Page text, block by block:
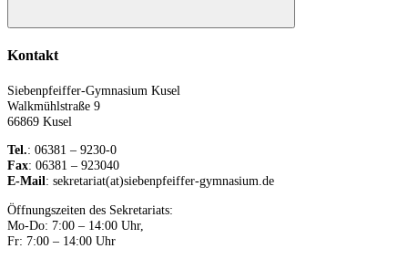
Suchen
Kontakt
Siebenpfeiffer-Gymnasium Kusel
Walkmühlstraße 9
66869 Kusel
Tel.: 06381 – 9230-0
Fax: 06381 – 923040
E-Mail: sekretariat(at)siebenpfeiffer-gymnasium.de
Öffnungszeiten des Sekretariats:
Mo-Do: 7:00 – 14:00 Uhr,
Fr: 7:00 – 14:00 Uhr